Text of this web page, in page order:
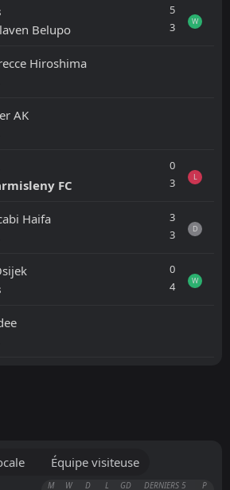
Belupo
5
3
W
Hiroshima
AK
FC
0
3
L
Haifa
3
3
D
0
4
W
Équipe visiteuse
M W D L GD DERNIERS 5 P